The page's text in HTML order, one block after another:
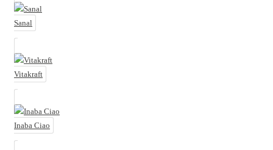
Sanal
Vitakraft
Inaba Ciao